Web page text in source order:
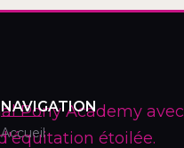
NAVIGATION
Accueil